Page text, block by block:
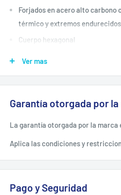
Forjados en acero alto
térmico y extremos endurecidos
Cuerpo hexagonal
ESPECIFICACIONES
-Espesor: 7/8"
-Longitud: 125 Cm
-Medida De Escoplo: 1 1/8"
-Uso: General
Ver mas
Garantía otorgada por
La garantía otorgada por la marca
Aplica las condiciones y
Pago y Seguridad